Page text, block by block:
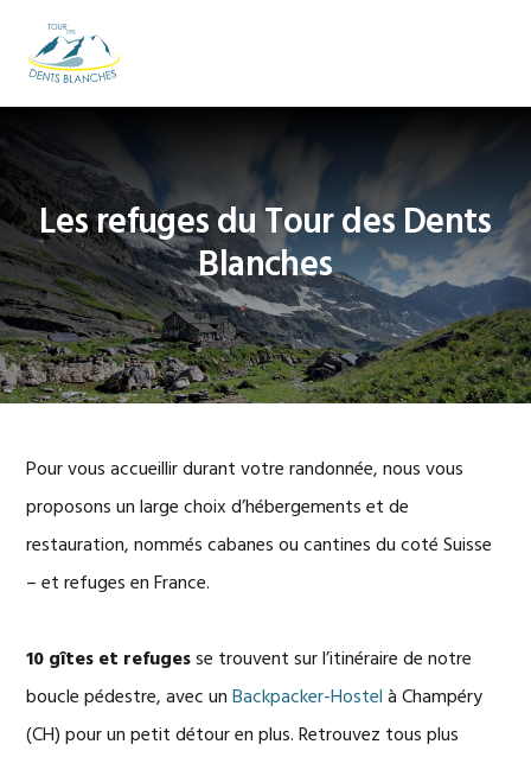
navigation
contenu
principal
pied
de
Les refuges du Tour des Dents
Blanches
Pour vous accueillir durant votre randonnée, nous vous
proposons un large choix d’hébergements et de
restauration, nommés cabanes ou cantines du coté Suisse
– et refuges en France.
10 gîtes et refugesse trouvent sur l’itinéraire de notre
boucle pédestre, avec unBackpacker-Hostelà Champéry
(CH) pour un petit détour en plus. Retrouvez tous plus